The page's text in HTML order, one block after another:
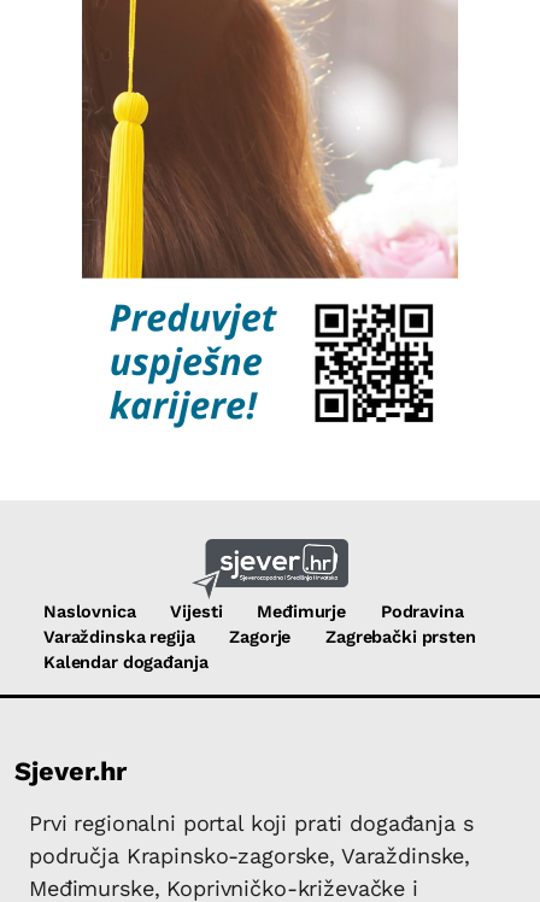
Naslovnica Vijesti Međimurje
Podravina
Varaždinska regija
Zagorje
Zagrebački prsten
Kalendar događanja
Sjever.hr
Prvi regionalni portal koji prati događanja s
područja Krapinsko-zagorske, Varaždinske,
Međimurske, Koprivničko-križevačke i